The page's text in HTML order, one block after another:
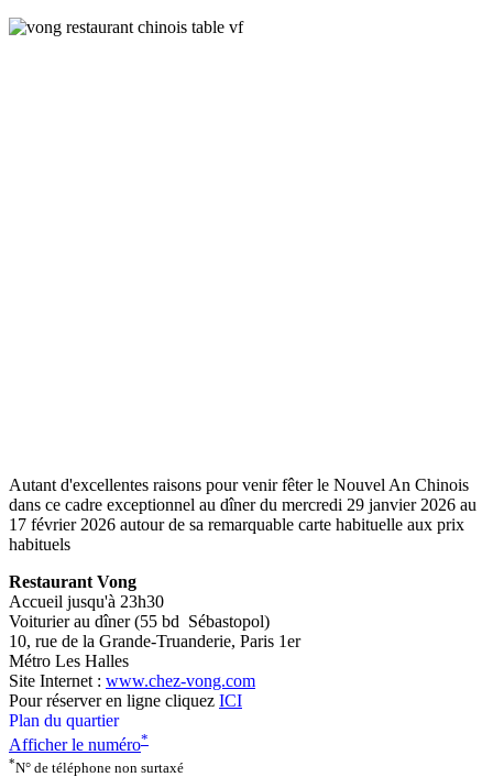
Autant d'excellentes raisons pour venir fêter le Nouvel An Chinois
dans ce cadre exceptionnel au dîner du mercredi 29 janvier 2026 au
17 février 2026 autour de sa remarquable carte habituelle aux prix
habituels
Restaurant Vong
Accueil jusqu'à 23h30
Voiturier au dîner (55 bd Sébastopol)
10, rue de la Grande-Truanderie, Paris 1er
Métro Les Halles
Site Internet : www.chez-vong.com
Pour réserver en ligne cliquez ICI
Plan du quartier
Afficher le numéro*
*N° de téléphone non surtaxé